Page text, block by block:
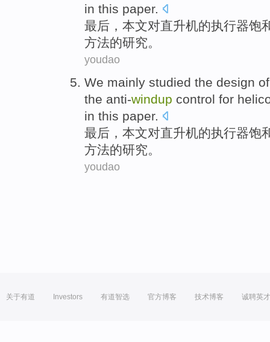
in this paper.
最后， 本文对直升机的执行器饱
方法的研究。
youdao
We mainly studied the design of
the anti-windup control for
in this paper.
最后， 本文对直升机的执行器饱
方法的研究。
youdao
关于有道 Investors 有道智选 官方博客 技术博客 诚聘英才